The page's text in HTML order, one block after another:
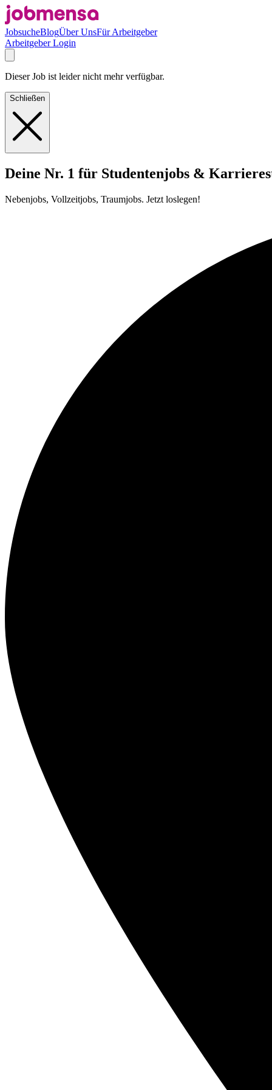
JobsucheBlogÜber UnsFür Arbeitgeber
Arbeitgeber Login
Dieser Job ist leider nicht mehr verfügbar.
Schließen
Deine Nr. 1 für Studentenjobs &
Nebenjobs, Vollzeitjobs, Traumjobs. Jetzt loslegen!